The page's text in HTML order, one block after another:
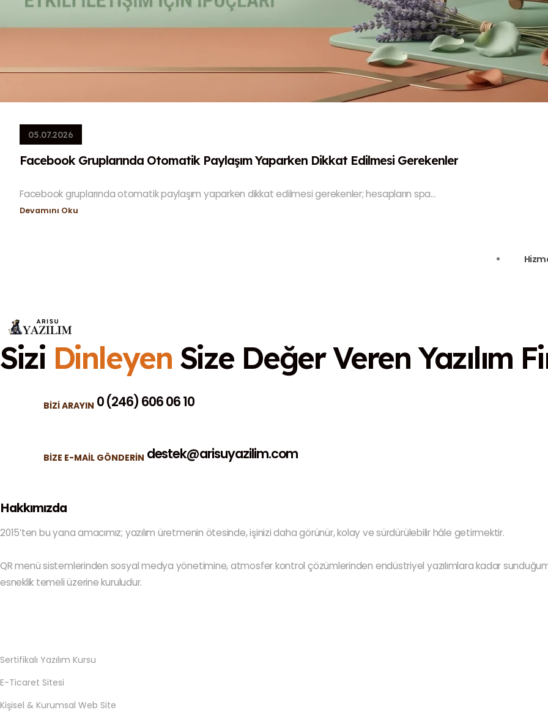
05.07.2026
Facebook Gruplarında Otomatik Paylaşım Yaparken Dikkat Edilmesi Gerekenler
Facebook gruplarında otomatik paylaşım yaparken dikkat edilmesi gerekenler; hesapların spa...
Devamını Oku
Sizi Dinleyen Size Değer VerenYazılım
BIZI ARAYIN 0 (246) 606 06 10
BIZE E-MAIL GÖNDERIN destek@arisuyazilim.com
Hakkımızda
2015’ten bu yana amacımız; yazılım üretmenin ötesinde, işinizi daha görünür, kolay ve sürdürülebilir hâle getirmektir.
QR menü sistemlerinden sosyal medya yönetimine, atmosfer kontrol çözümlerinden endüstriyel yazılımlara kadar
esneklik temeli üzerine kuruludur.
Sertifikalı Yazılım Kursu
E-Ticaret Sitesi
Kişisel & Kurumsal Web Site